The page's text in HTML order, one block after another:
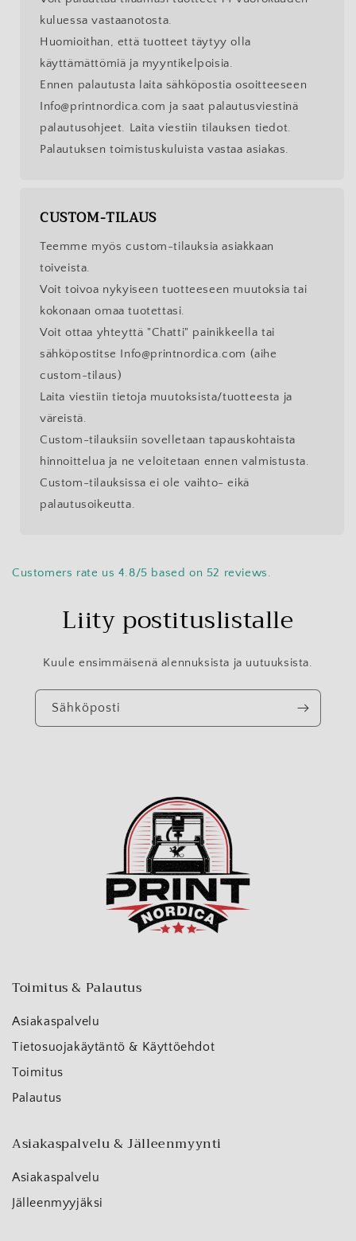
kuluessa vastaanotosta.
Huomioithan, että tuotteet täytyy olla
käyttämättömiä ja myyntikelpoisia.
Ennen palautusta laita sähköpostia osoitteeseen
Info@printnordica.com ja saat palautusviestinä
palautusohjeet. Laita viestiin tilauksen tiedot.
Palautuksen toimistuskuluista vastaa asiakas.
CUSTOM-TILAUS
Teemme myös custom-tilauksia asiakkaan
toiveista.
Voit toivoa nykyiseen tuotteeseen muutoksia tai
kokonaan omaa tuotettasi.
Voit ottaa yhteyttä "Chatti" painikkeella tai
sähköpostitse Info@printnordica.com (aihe
custom-tilaus)
Laita viestiin tietoja muutoksista/tuotteesta ja
väreistä.
Custom-tilauksiin sovelletaan tapauskohtaista
hinnoittelua ja ne veloitetaan ennen valmistusta.
Custom-tilauksissa ei ole vaihto- eikä
palautusoikeutta.
Customers rate us 4.8/5 based on 52 reviews.
Liity postituslistalle
Kuule ensimmäisenä alennuksista ja uutuuksista.
Sähköposti
Toimitus & Palautus
Asiakaspalvelu
Tietosuojakäytäntö & Käyttöehdot
Toimitus
Palautus
Asiakaspalvelu & Jälleenmyynti
Asiakaspalvelu
Jälleenmyyjäksi